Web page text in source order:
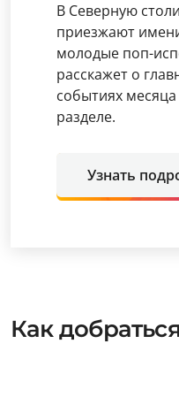
В Северную
приезжают
молодые поп-
расскажет о
событиях
разделе.
Узнать
Как добраться